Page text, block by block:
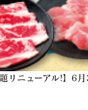
題リニューアル!】6